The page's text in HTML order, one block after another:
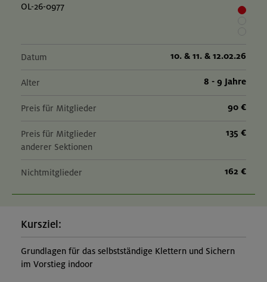
OL-26-0977
Datum 10. & 11. & 12.02.26
Alter 8 - 9 Jahre
Preis für Mitglieder 90 €
Preis für Mitglieder
anderer Sektionen
135 €
Nichtmitglieder 162 €
Kursziel:
Grundlagen für das selbstständige Klettern und Sichern
im Vorstieg indoor